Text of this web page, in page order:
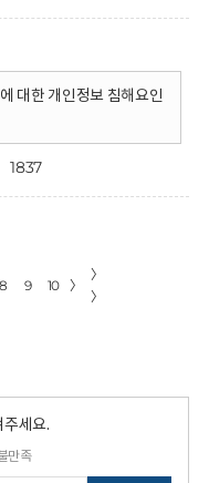
대한 개인정보 침해요인
1837
8 9 10 〉
〉
〉
세요.
만족